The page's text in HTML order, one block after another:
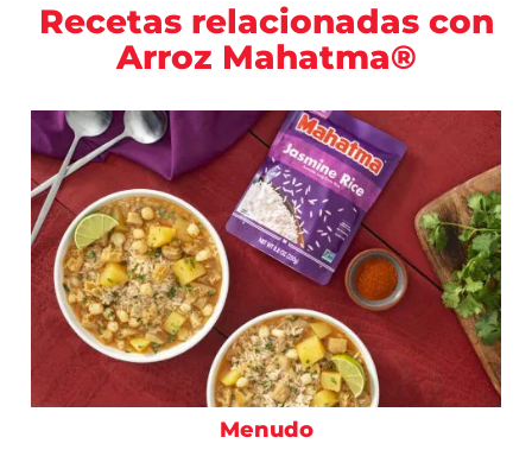
Recetas relacionadas con
Arroz Mahatma®
Menudo